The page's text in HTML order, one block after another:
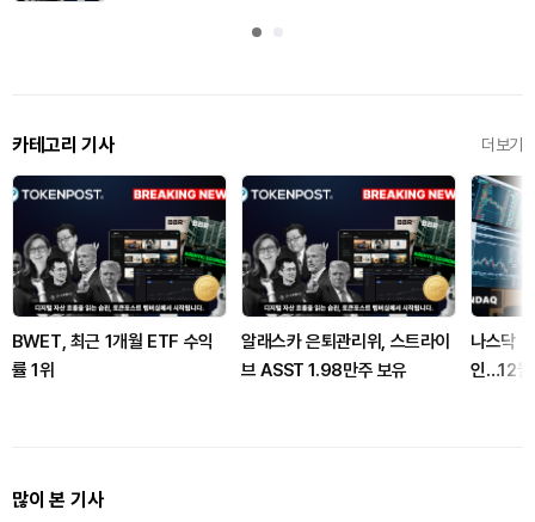
카테고리 기사 더보기
BWET, 최근 1개월 ETF 수익
률 1위
알래스카 은퇴관리위, 스트라이
브 ASST 1.98만주 보유
나스닥
인…12월
많이 본 기사